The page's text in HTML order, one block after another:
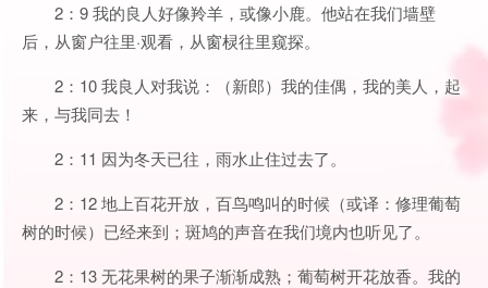
2：9 我的良人好像羚羊，或像小鹿。他站在我们墙壁
后，从窗户往里·观看，从窗棂往里窥探。
2：10 我良人对我说：（新郎）我的佳偶，我的美人，起
来，与我同去！
2：11 因为冬天已往，雨水止住过去了。
2：12 地上百花开放，百鸟鸣叫的时候（或译：修理葡萄
树的时候）已经来到；斑鸠的声音在我们境内也听见了。
2：13 无花果树的果子渐渐成熟；葡萄树开花放香。我的